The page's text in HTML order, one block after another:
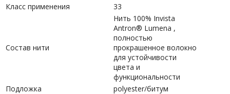
Класс применения
33
Состав нити
Нить 100% Invista
Antron® Lumena ,
полностью
прокрашенное волокно
для устойчивости
цвета и
функциональности
Подложка
polyester/битум